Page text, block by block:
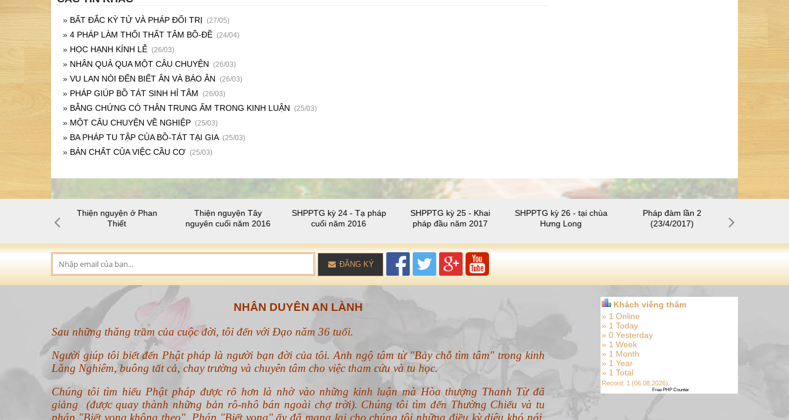
BẤT ĐẮC KỲ TỬ VÀ PHÁP ĐỐI TRỊ (27/05)
4 PHÁP LÀM THỐI THẤT TÂM BỒ-ĐỀ (24/04)
HỌC HẠNH KÍNH LỄ (26/03)
NHÂN QUẢ QUA MỘT CÂU CHUYỆN (26/03)
VU LAN NÓI ĐẾN BIẾT ÂN VÀ BÁO ÂN (26/03)
PHÁP GIÚP BỒ TÁT SINH HỈ TÂM (26/03)
BẰNG CHỨNG CÓ THÂN TRUNG ẤM TRONG KINH LUẬN (25/03)
MỘT CÂU CHUYỆN VỀ NGHIỆP (25/03)
BA PHÁP TU TẬP CỦA BỒ-TÁT TẠI GIA (25/03)
BẢN CHẤT CỦA VIỆC CẦU CƠ (25/03)
Thiện nguyện ở Phan
Thiết
Thiện nguyện Tây
nguyên cuối năm 2016
SHPPTG kỳ 24 - Tạ pháp
cuối năm 2016
SHPPTG kỳ 25 - Khai
pháp đầu năm 2017
SHPPTG kỳ 26 - tại chùa
Hưng Long
Pháp đàm lần 2
(23/4/2017)
ĐĂNG KÝ
NHÂN DUYÊN AN LÀNH
Sau những thăng trầm của cuộc đời, tôi đến với Đạo năm 36 tuổi.
Người giúp tôi biết đến Phật pháp là người bạn đời của tôi. Anh ngộ tâm từ "Bảy chỗ tìm tâm" trong kinh
Lăng Nghiêm, buông tất cả, chay trường và chuyên tâm cho việc tham cứu và tu học.
Chúng tôi tìm hiểu Phật pháp được rõ hơn là nhờ vào những kinh luận mà Hòa thượng Thanh Từ đã
giảng (được quay thành những bản rô-nhô bán ngoài chợ trời). Chúng tôi tìm đến Thường Chiếu và tu
pháp "Biết vọng không theo". Pháp "Biết vọng" ấy đã mang lại cho chúng tôi những điều kỳ diệu khó nói.
Khách viếng thăm
» 1 Online
» 1 Today
» 0 Yesterday
» 1 Week
» 1 Month
» 1 Year
» 1 Total
Record: 1 (06.08.2026)
Free PHP Counter